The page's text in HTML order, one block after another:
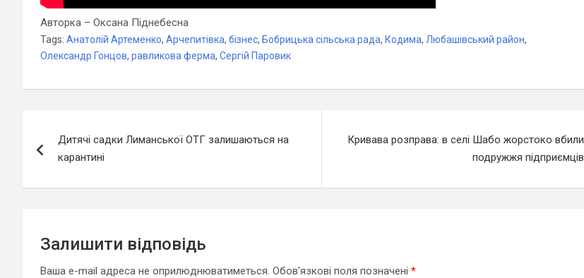
Авторка – Оксана Піднебесна
Tags: Анатолій Артеменко, Арчепитівка, бізнес, Бобрицька сільська рада, Кодима, Любашівський район,
Олександр Гонцов, равликова ферма, Сергій Паровик
записів
Дитячі садки Лиманської ОТГ залишаються на
карантині
Кривава розправа: в селі Шабо жорстоко вбили
подружжя підприємців
Залишити відповідь
Ваша e-mail адреса не оприлюднюватиметься. Обов’язкові поля позначені *